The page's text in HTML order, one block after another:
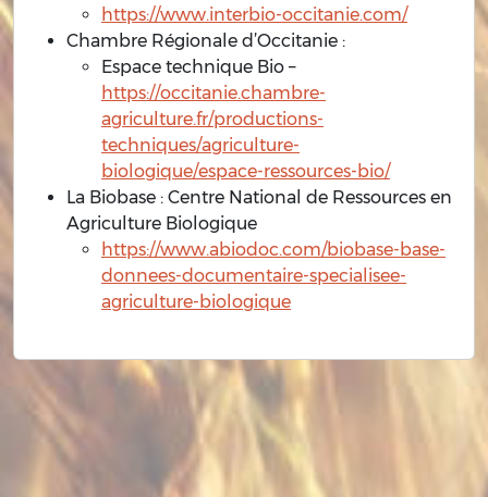
https://www.interbio-occitanie.com/
Chambre Régionale d’Occitanie :
Espace technique Bio –
https://occitanie.chambre-
agriculture.fr/productions-
techniques/agriculture-
biologique/espace-ressources-bio/
La Biobase : Centre National de Ressources en
Agriculture Biologique
https://www.abiodoc.com/biobase-base-
donnees-documentaire-specialisee-
agriculture-biologique